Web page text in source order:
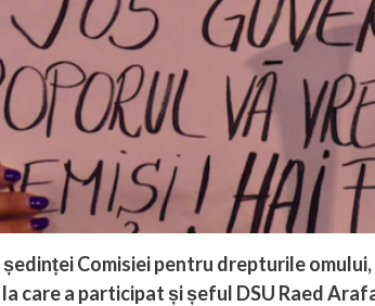
Comisiei pentru drepturile
care a participat și șeful DSU Raed